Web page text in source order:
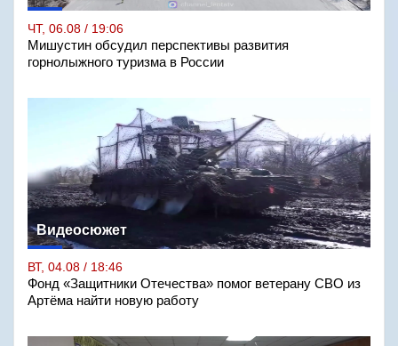
ЧТ, 06.08 / 19:06
Мишустин обсудил перспективы развития
горнолыжного туризма в России
Видеосюжет
ВТ, 04.08 / 18:46
Фонд «Защитники Отечества» помог ветерану СВО из
Артёма найти новую работу